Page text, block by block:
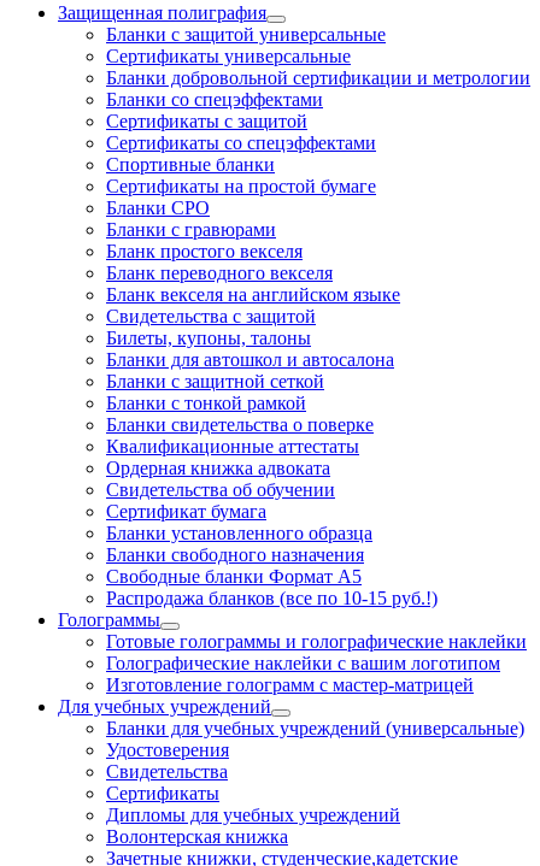
Защищенная полиграфия
Бланки с защитой универсальные
Сертификаты универсальные
Бланки добровольной сертификации и метрологии
Бланки со спецэффектами
Сертификаты с защитой
Сертификаты со спецэффектами
Спортивные бланки
Cертификаты на простой бумаге
Бланки СРО
Бланки с гравюрами
Бланк простого векселя
Бланк переводного векселя
Бланк векселя на английском языке
Свидетельства с защитой
Билеты, купоны, талоны
Бланки для автошкол и автосалона
Бланки с защитной сеткой
Бланки с тонкой рамкой
Бланки свидетельства о поверке
Квалификационные аттестаты
Ордерная книжка адвоката
Свидетельства об обучении
Сертификат бумага
Бланки установленного образца
Бланки свободного назначения
Свободные бланки Формат А5
Распродажа бланков (все по 10-15 руб.!)
Голограммы
Готовые голограммы и голографические наклейки
Голографические наклейки с вашим логотипом
Изготовление голограмм с мастер-матрицей
Для учебных учреждений
Бланки для учебных учреждений (универсальные)
Удостоверения
Свидетельства
Сертификаты
Дипломы для учебных учреждений
Волонтерская книжка
Зачетные книжки, студенческие,кадетские